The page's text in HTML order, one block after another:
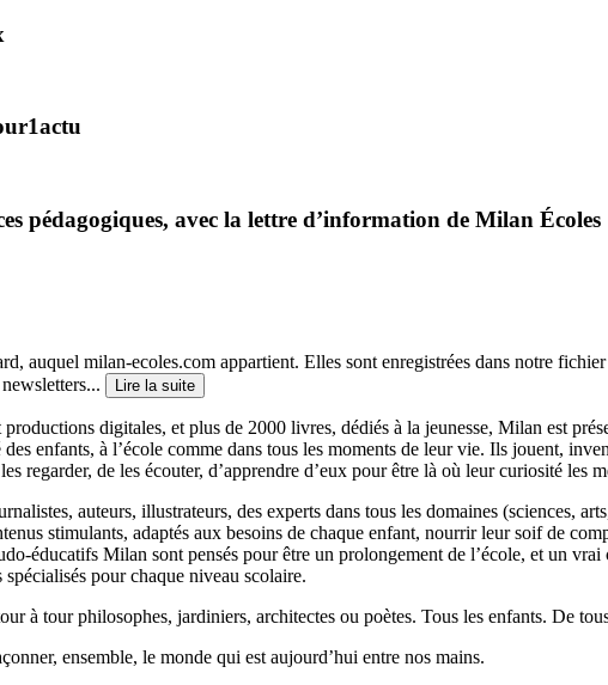
pédagogiques, avec la lettre d’information de Milan Écoles
auquel milan-ecoles.com appartient. Elles sont enregistrées dans notre
Lire la suite
digitales, et plus de 2000 livres, dédiés à la jeunesse, Milan est
enfants, à l’école comme dans tous les moments de leur vie. Ils jouent,
regarder, de les écouter, d’apprendre d’eux pour être là où leur curiosité les
auteurs, illustrateurs, des experts dans tous les domaines (sciences,
stimulants, adaptés aux besoins de chaque enfant, nourrir leur soif de
éducatifs Milan sont pensés pour être un prolongement de l’école, et un
pour chaque niveau scolaire.
à tour philosophes, jardiniers, architectes ou poètes. Tous les enfants. De
ensemble, le monde qui est aujourd’hui entre nos mains.